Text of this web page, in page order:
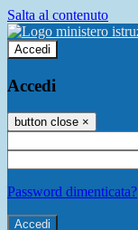
Salta al contenuto
Accedi
Accedi
button close ×
Password dimenticata?